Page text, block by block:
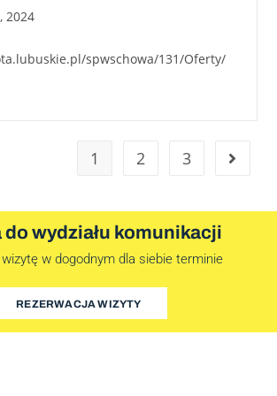
2024
spwschowa/131/Oferty/
1 2 3
do wydziału komunikacji
w dogodnym dla siebie terminie
REZERWACJA WIZYTY